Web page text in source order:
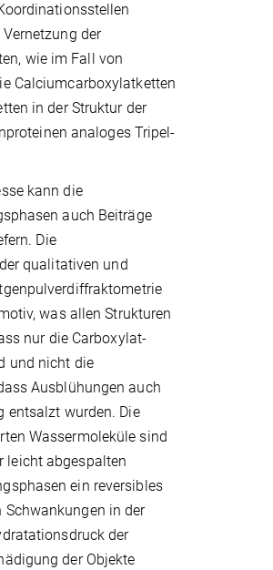
der
wie im Fall von
Calciumcarboxylatketten
in der Struktur der
analoges Tripel-
kann die
auch Beiträge
Die
qualitativen und
was allen Strukturen
nur die Carboxylat-
und nicht die
Ausblühungen auch
entsalzt wurden. Die
Wassermoleküle sind
leicht abgespalten
ein reversibles
Schwankungen in der
der
der Objekte